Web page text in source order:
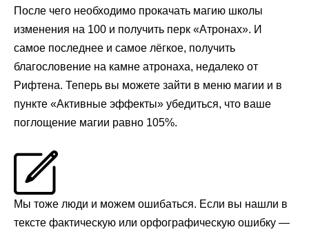
После чего необходимо прокачать магию школы
изменения на 100 и получить перк «Атронах». И
самое последнее и самое лёгкое, получить
благословение на камне атронаха, недалеко от
Рифтена. Теперь вы можете зайти в меню магии и в
пункте «Активные эффекты» убедиться, что ваше
поглощение магии равно 105%.
Мы тоже люди и можем ошибаться. Если вы нашли в
тексте фактическую или орфографическую ошибку —